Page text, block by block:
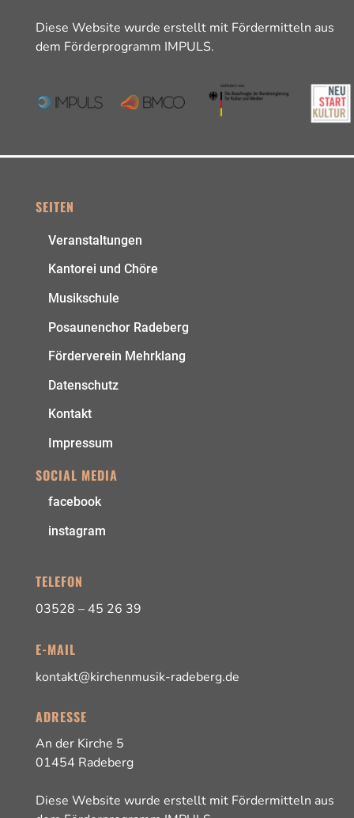
Diese Website wurde erstellt mit Fördermitteln aus
dem Förderprogramm IMPULS.
SEITEN
Veranstaltungen
Kantorei und Chöre
Musikschule
Posaunenchor Radeberg
Förderverein Mehrklang
Datenschutz
Kontakt
Impressum
SOCIAL MEDIA
facebook
instagram
TELEFON
03528 – 45 26 39
E-MAIL
kontakt@kirchenmusik-radeberg.de
ADRESSE
An der Kirche 5
01454 Radeberg
Diese Website wurde erstellt mit Fördermitteln aus